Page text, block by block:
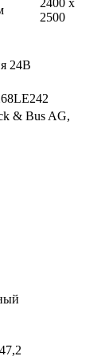
2400 х
2500
24В
& Bus AG,